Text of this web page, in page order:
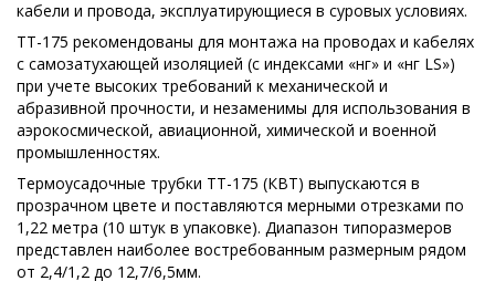
кабели и провода, эксплуатирующиеся в суровых условиях.
ТТ-175 рекомендованы для монтажа на проводах и кабелях
с самозатухающей изоляцией (с индексами «нг» и «нг LS»)
при учете высоких требований к механической и
абразивной прочности, и незаменимы для использования в
аэрокосмической, авиационной, химической и военной
промышленностях.
Термоусадочные трубки ТТ-175 (КВТ) выпускаются в
прозрачном цвете и поставляются мерными отрезками по
1,22 метра (10 штук в упаковке). Диапазон типоразмеров
представлен наиболее востребованным размерным рядом
от 2,4/1,2 до 12,7/6,5мм.